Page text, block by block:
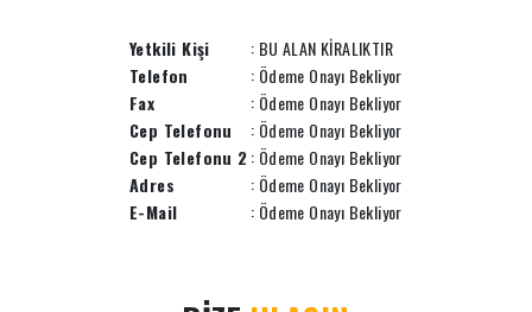
Yetkili Kişi
: BU ALAN KİRALIKTIR
Telefon
: Ödeme Onayı Bekliyor
Fax
: Ödeme Onayı Bekliyor
Cep Telefonu
: Ödeme Onayı Bekliyor
Cep Telefonu 2: Ödeme Onayı Bekliyor
Adres
: Ödeme Onayı Bekliyor
E-Mail
: Ödeme Onayı Bekliyor